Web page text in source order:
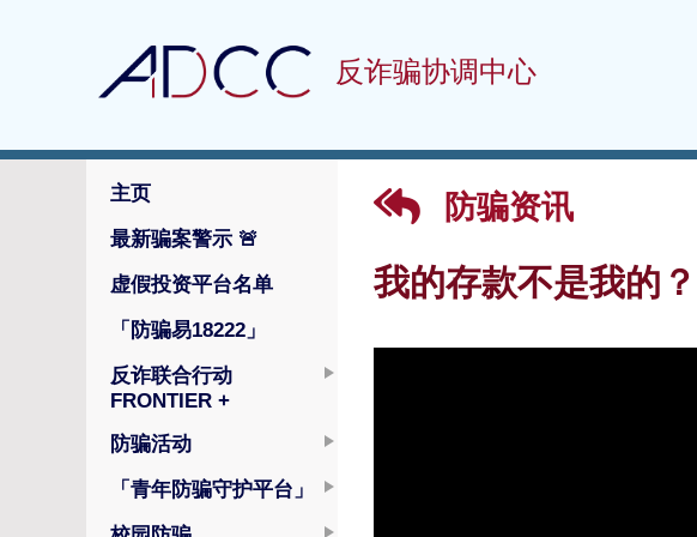
反诈骗协调中心
主页
最新骗案警示 🚨
虚假投资平台名单
「防骗易18222」
反诈联合行动
FRONTIER +
防骗活动
「青年防骗守护平台」
防骗资讯
我的存款不是我的？